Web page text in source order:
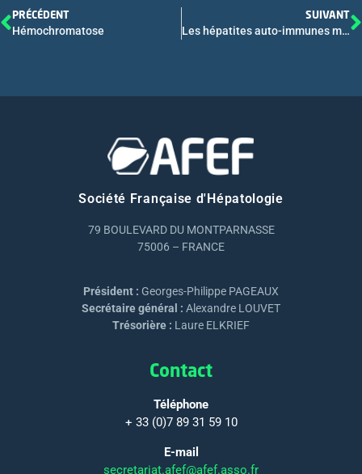
PRÉCÉDENT
Hémochromatose
SUIVANT
Les hépatites auto-immunes médicamenteuses
Société Française d'Hépatologie
79 BOULEVARD DU MONTPARNASSE
75006 – FRANCE
Président : Georges-Philippe PAGEAUX
Secrétaire général : Alexandre LOUVET
Trésorière : Laure ELKRIEF
Contact
Téléphone
+ 33 (0)7 89 31 59 10
E-mail
secretariat.afef@afef.asso.fr